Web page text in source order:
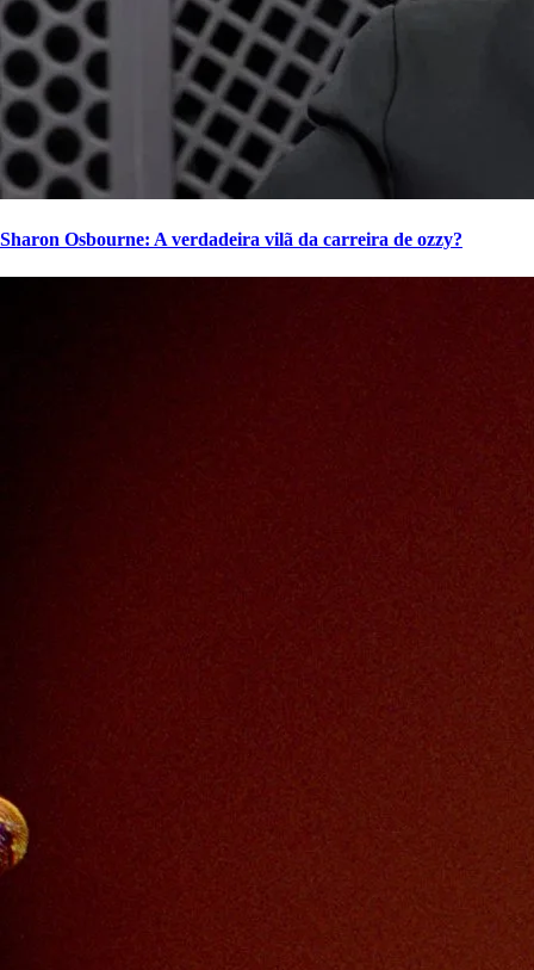
Sharon Osbourne: A verdadeira vilã da carreira de ozzy?